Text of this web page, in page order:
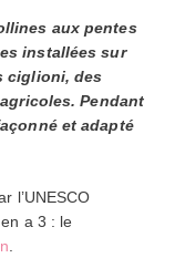
aux pentes
installées sur
ciglioni, des
Pendant
et adapté
l’UNESCO
a 3 : le